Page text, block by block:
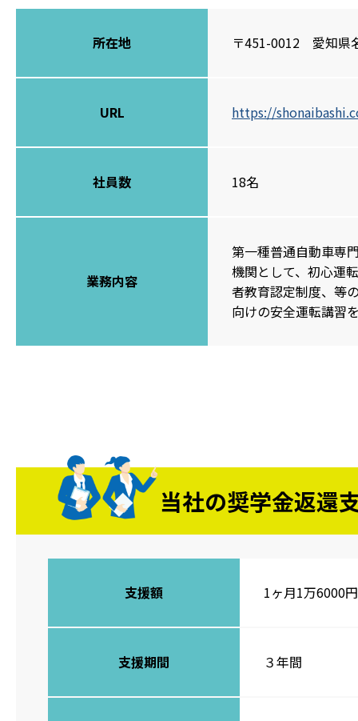
所在地 〒451-0012 愛知県
URL https://
社員数 18名
業務内容
第一種普通自動車専
機関として、初心運
者教育認定制度、等
向けの安全運転講習
当社の奨学金返還
支援額 1ヶ月1万6000
支援期間 ３年間